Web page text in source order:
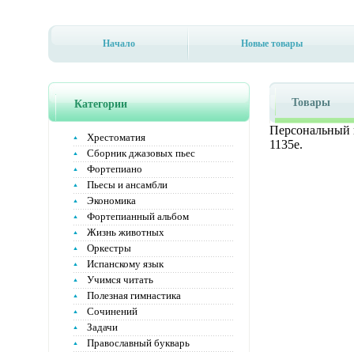
Начало Новые товары
Категории
Хрестоматия
Сборник джазовых пьес
Фортепиано
Пьесы и ансамбли
Экономика
Фортепианный альбом
Жизнь животных
Оркестры
Испанскому язык
Учимся читать
Полезная гимнастика
Сочинений
Задачи
Православный букварь
Товары
Персональный
1135e.